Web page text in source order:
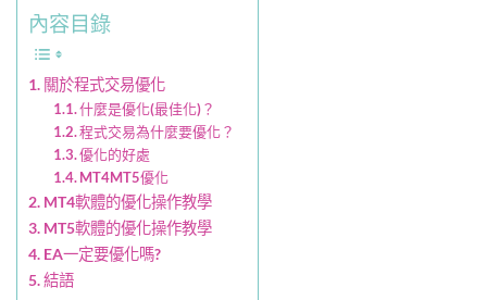
內容目錄
關於程式交易優化
什麼是優化(最佳化)？
程式交易為什麼要優化？
優化的好處
MT4MT5優化
MT4軟體的優化操作教學
MT5軟體的優化操作教學
EA一定要優化嗎?
結語